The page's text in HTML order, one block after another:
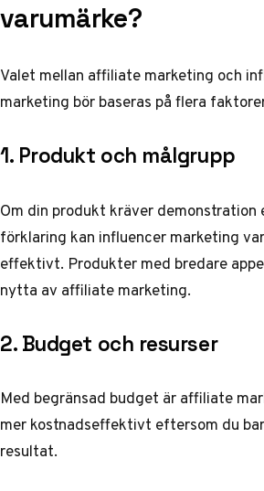
varumärke?
Valet mellan affiliate marketing och
marketing bör baseras på flera
1. Produkt och målgrupp
Om din produkt kräver demonstration
förklaring kan influencer marketing
effektivt. Produkter med bredare
nytta av affiliate marketing.
2. Budget och resurser
Med begränsad budget är affiliate
mer kostnadseffektivt eftersom du
resultat.